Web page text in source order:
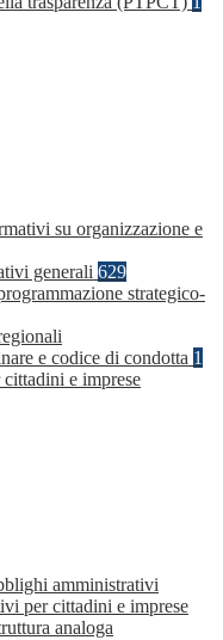
su organizzazione e
generali 629
strategico-
e codice di condotta 1
e imprese
amministrativi
per cittadini e imprese
analoga